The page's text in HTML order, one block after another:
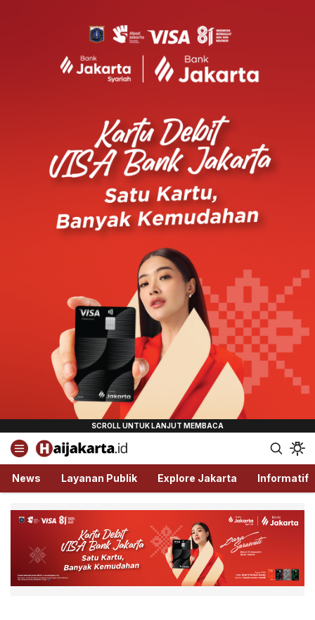
Haijakarta.id
Semua Tentang Jakarta Ada Disini!
News Layanan Publik Explore Jakarta Informatif